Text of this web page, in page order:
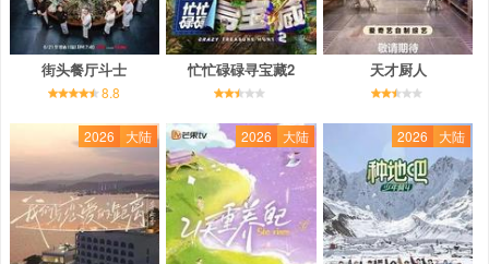
街头餐厅斗士
8.8
忙忙碌碌寻宝藏2 天才厨人
2026 大陆 2026 大陆 2026 大陆